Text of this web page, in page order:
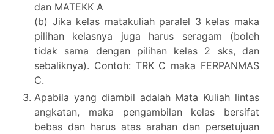
dan MATEKK A
(b) Jika kelas matakuliah paralel 3 kelas maka
pilihan kelasnya juga harus seragam (boleh
tidak sama dengan pilihan kelas 2 sks, dan
sebaliknya). Contoh: TRK C maka FERPANMAS
C.
Apabila yang diambil adalah Mata Kuliah lintas
angkatan, maka pengambilan kelas bersifat
bebas dan harus atas arahan dan persetujuan